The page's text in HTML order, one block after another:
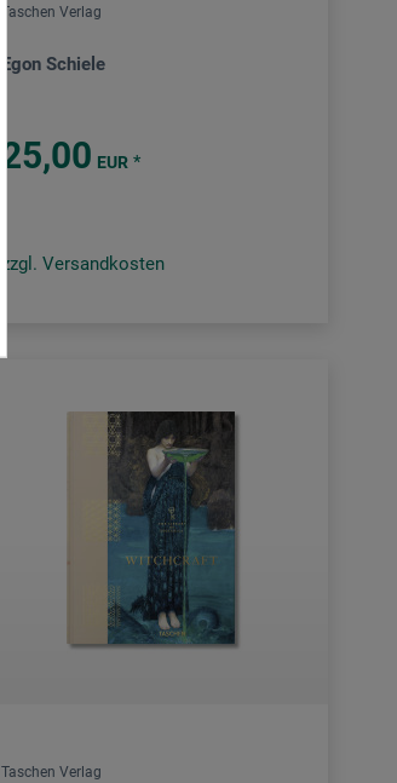
Taschen Verlag
Egon Schiele
25,00 EUR *
zzgl. Versandkosten
Taschen Verlag